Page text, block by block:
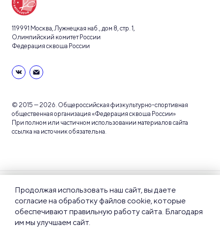
119991 Москва, Лужнецкая наб., дом 8, стр. 1,
Олимпийский комитет России
Федерация сквоша России
© 2015 — 2026. Общероссийская физкультурно-спортивная
общественная организация «Федерация сквоша России»
При полном или частичном использовании материалов сайта
ссылка на источник обязательна.
соглашение
конфиденциальности
Правила пользования
Продолжая использовать наш сайт, вы даете
согласие на обработку файлов cookie, которые
обеспечивают правильную работу сайта. Благодаря
им мы улучшаем сайт.